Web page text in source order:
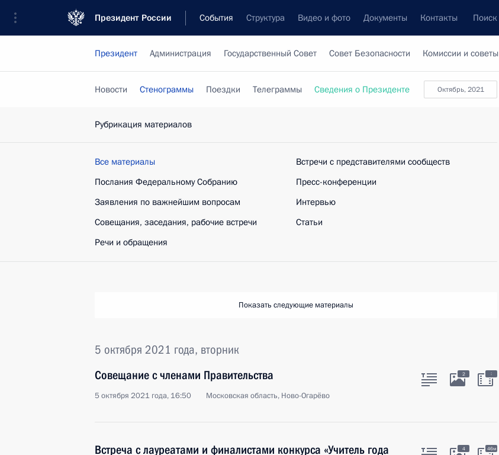
Президент России События Структура Видео и фото Документы Контакты Поиск
Президент Администрация Государственный Совет Совет Безопасности Комиссии и советы
Октябрь, 2021
Новости Стенограммы Поездки Телеграммы Сведения о Президенте
Рубрикация материалов
Все материалы
Послания Федеральному Собранию
Заявления по важнейшим вопросам
Совещания, заседания, рабочие встречи
Речи и обращения
Встречи с представителями сообществ
Пресс-конференции
Интервью
Статьи
Показать следующие материалы
5 октября 2021 года, вторник
Совещание с членами Правительства
5 октября 2021 года, 16:50 Московская область, Ново-Огарёво
2 :
Встреча с лауреатами и финалистами конкурса «Учитель года
4 46м